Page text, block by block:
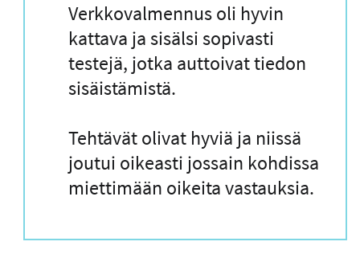
a
u
s
Verkkovalmennus oli hyvin
kattava ja sisälsi sopivasti
testejä, jotka auttoivat tiedon
sisäistämistä.
Tehtävät olivat hyviä ja niissä
joutui oikeasti jossain kohdissa
miettimään oikeita vastauksia.